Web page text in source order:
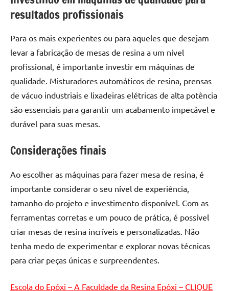
de
resinada
alta
qualidade,
como
as
populares
e
de
resinadas.
resultados profissionais
Para os mais experientes ou para aqueles que desejam
levar a fabricação de mesas de resina a um nível
profissional, é importante investir em máquinas de
qualidade. Misturadores automáticos de resina, prensas
de vácuo industriais e lixadeiras elétricas de alta potência
são essenciais para garantir um acabamento impecável e
durável para suas mesas.
Considerações finais
Ao escolher as máquinas para fazer mesa de resina, é
importante considerar o seu nível de experiência,
tamanho do projeto e investimento disponível. Com as
ferramentas corretas e um pouco de prática, é possível
criar mesas de resina incríveis e personalizadas. Não
tenha medo de experimentar e explorar novas técnicas
para criar peças únicas e surpreendentes.
Escola do Epóxi – A Faculdade da Resina Epóxi – CLIQUE